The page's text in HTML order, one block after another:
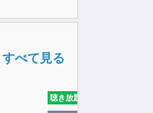
すべて見る
聴き放題